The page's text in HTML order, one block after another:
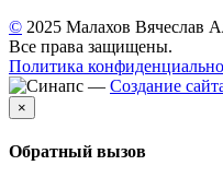
© 2025 Малахов Вячеслав
Все права защищены.
Политика
— Создание
×
Обратный вызов